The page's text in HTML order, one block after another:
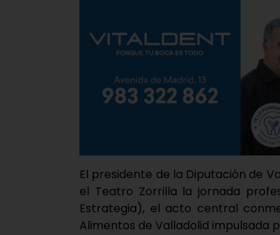
El presidente de la Diputación de
el Teatro Zorrilla la jornada
Estrategia), el acto central
Alimentos de Valladolid impulsada